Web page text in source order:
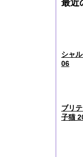
最近
シャ
06
ブリ
子猫